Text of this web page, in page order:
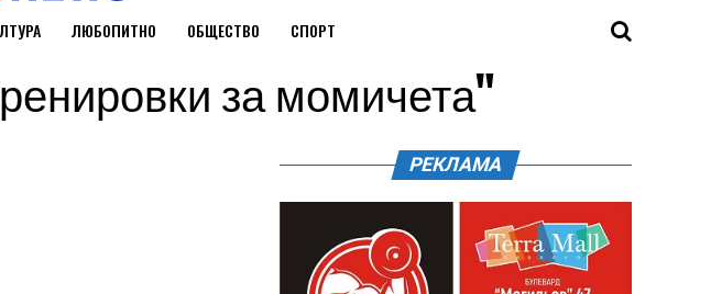
ЛЮБОПИТНО ОБЩЕСТВО СПОРТ
за момичета"
РЕКЛАМА